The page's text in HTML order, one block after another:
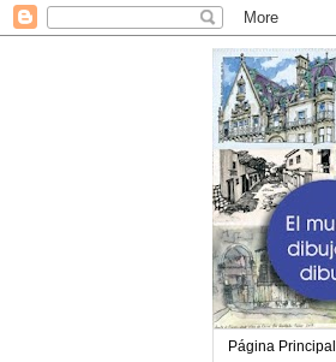
Página Principal